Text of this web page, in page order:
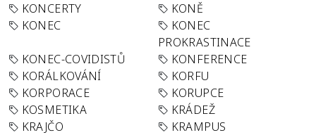
KONCERTY
KONĚ
KONEC
KONEC
PROKRASTINACE
KONEC-COVIDISTŮ
KONFERENCE
KORÁLKOVÁNÍ
KORFU
KORPORACE
KORUPCE
KOSMETIKA
KRÁDEŽ
KRAJČO
KRAMPUS